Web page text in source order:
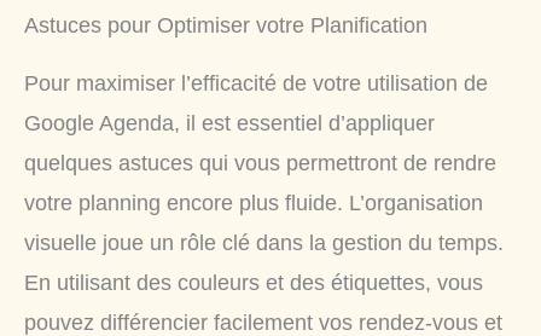
Astuces pour Optimiser votre Planification
Pour maximiser l’efficacité de votre utilisation de
Google Agenda, il est essentiel d’appliquer
quelques astuces qui vous permettront de rendre
votre planning encore plus fluide. L’organisation
visuelle joue un rôle clé dans la gestion du temps.
En utilisant des couleurs et des étiquettes, vous
pouvez différencier facilement vos rendez-vous et